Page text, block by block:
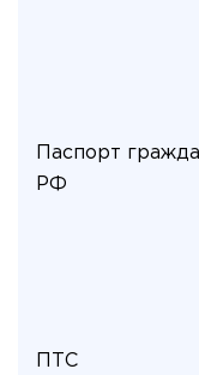
Паспорт
РФ
ПТС